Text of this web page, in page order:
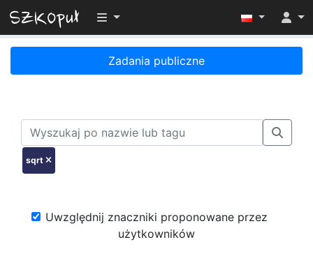
Przełącz widoczność menu
Zadania publiczne
sqrt
Uwzględnij znaczniki proponowane przez
użytkowników